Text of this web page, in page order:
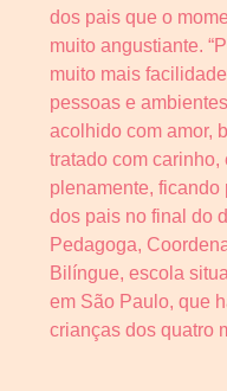
dos pais que o
muito angustiante.
muito mais
pessoas e
acolhido com amor,
tratado com
plenamente, ficando
dos pais no final do
Pedagoga,
Bilíngue, escola
em São Paulo, que
crianças dos quatro